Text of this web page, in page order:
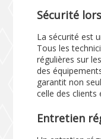
Sécurité
La sécurité est
Tous les
régulières sur
des
garantit non
celle des clients
Entretien